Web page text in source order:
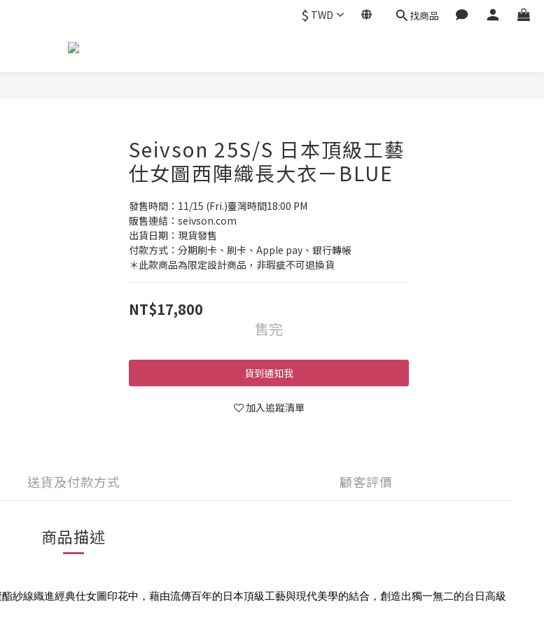
$ TWD 找商品
Seivson 25S/S 日本頂級工藝
仕女圖西陣織長大衣ㄧBLUE
發售時間：11/15 (Fri.)臺灣時間18:00 PM
販售連結：seivson.com
出貨日期：現貨發售
付款方式：分期刷卡、刷卡、Apple pay、銀行轉帳
＊此款商品為限定設計商品，非瑕疵不可退換貨
NT$17,800
售完
貨到通知我
加入追蹤清單
送貨及付款方式 顧客評價
商品描述
線織進經典仕女圖印花中，藉由流傳百年的日本頂級工藝與現代美學的結合，創造出獨一無二的台日高級